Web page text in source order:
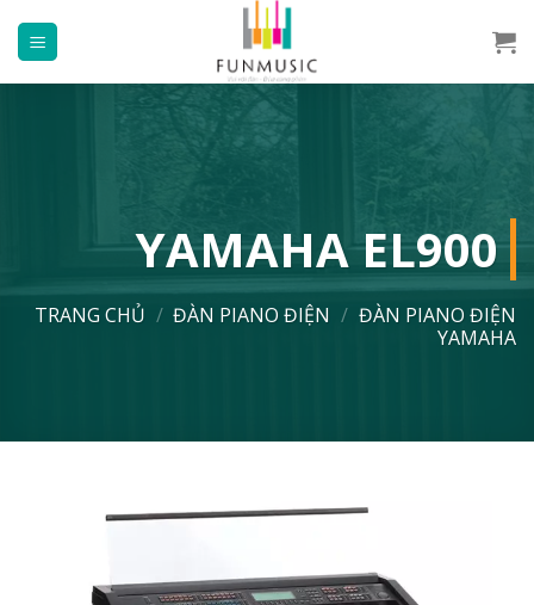
đến
YAMAHA EL900
TRANG CHỦ / ĐÀN PIANO ĐIỆN / ĐÀN PIANO ĐIỆN
YAMAHA